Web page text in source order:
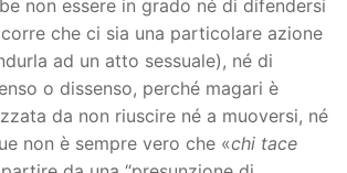
non essere in grado né di difendersi
che ci sia una particolare azione
ad un atto sessuale), né di
o dissenso, perché magari è
da non riuscire né a muoversi, né
non è sempre vero che «chi tace